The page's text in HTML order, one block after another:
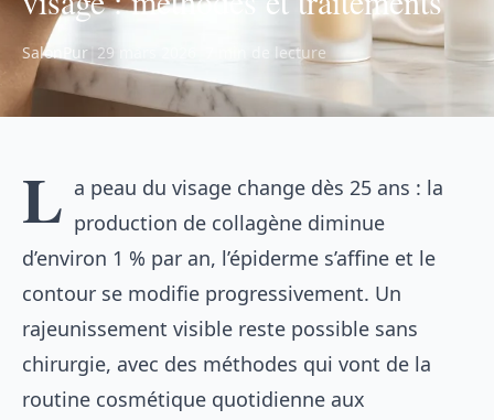
SalonPur 29 mars 2026 7 min de lecture
L a peau du visage change dès 25 ans : la
production de collagène diminue
d’environ 1 % par an, l’épiderme s’affine et le
contour se modifie progressivement. Un
rajeunissement visible reste possible sans
chirurgie, avec des méthodes qui vont de la
routine cosmétique quotidienne aux